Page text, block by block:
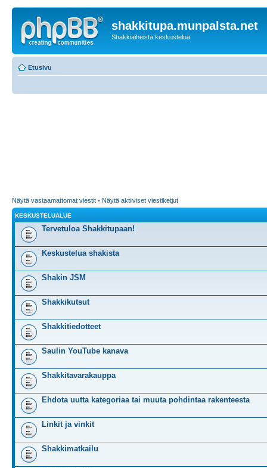
shakkitupa.munpalsta.net
Shakkiaiheista keskustelua
Etusivu
Näytä vastaamattomat viestit • Näytä aktiiviset viestiketjut
KESKUSTELUALUE
Tervetuloa Shakkitupaan!
Keskustelua shakista
Shakin JSM
Shakkikutsut
Shakkitiedotteet
Saulin YouTube kanava
Shakkitavarakauppa
Ehdota uutta kategoriaa tai muuta pohdintaa rakenteesta
Linkit ja vinkit
Shakkimatkailu